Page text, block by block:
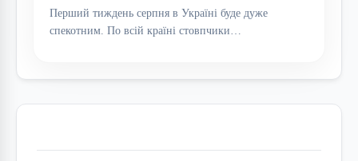
Перший тиждень серпня в Україні буде дуже
спекотним. По всій країні стовпчики…